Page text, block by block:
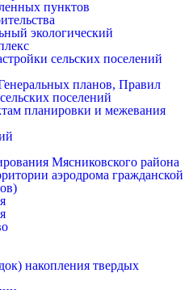
пунктов
экологический
сельских поселений
планов, Правил
поселений
планировки и межевания
Мясниковского района
аэродрома гражданской
накопления твердых